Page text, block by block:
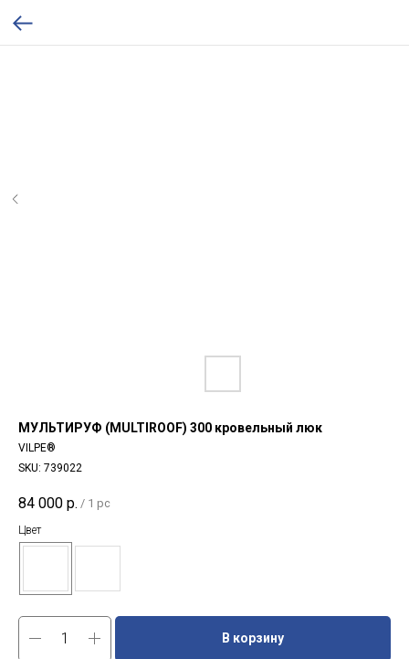
МУЛЬТИРУФ (MULTIROOF) 300 кровельный люк
VILPE®
SKU: 739022
84 000 р. / 1 pc
Цвет
В корзину